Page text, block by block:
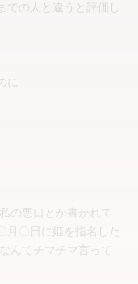
の人と違うと評価し
の悪口とか書かれて
月〇日に姫を指名した
んてチマチマ言って